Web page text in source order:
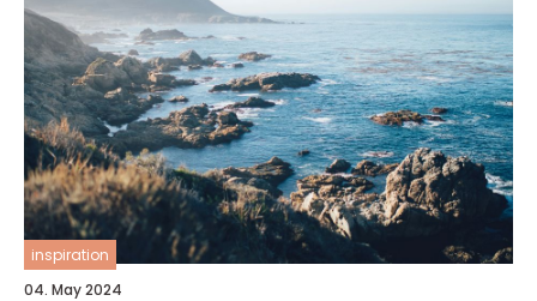
inspiration
04. May 2024